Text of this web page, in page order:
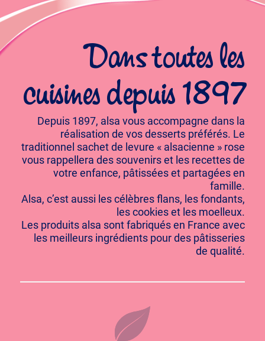
Dans toutes les
cuisines depuis 1897
Depuis 1897, alsa vous accompagne dans la
réalisation de vos desserts préférés. Le
traditionnel sachet de levure « alsacienne » rose
vous rappellera des souvenirs et les recettes de
votre enfance, pâtissées et partagées en
famille.
Alsa, c’est aussi les célèbres flans, les fondants,
les cookies et les moelleux.
Les produits alsa sont fabriqués en France avec
les meilleurs ingrédients pour des pâtisseries
de qualité.